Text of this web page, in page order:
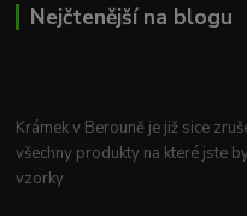
Nejčtenější na blogu
Krámek v Berouně je již sice
všechny produkty na které jste
vzorky